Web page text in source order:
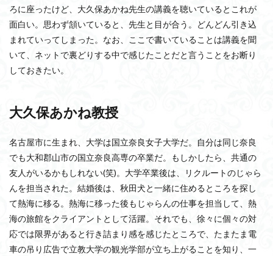
ろに座ったけど、大久保あかね先生の講義を聴いているとこれが
面白い。思わず頷いていると、先生と目が合う。どんどん引き込
まれていってしまった。なお、ここで書いていることは講義を聞
いて、ネットで裏どりする中で感じたことだと言うことをお断り
しておきたい。
大久保あかね教授
名古屋市に生まれ、大学は国立奈良女子大学だ。自分は同じ奈良
でも大和郡山市の国立奈良高専の卒業だ。もしかしたら、共通の
友人がいるかもしれない(笑)。大学卒業後は、リクルートのじゃら
んを担当された。結婚後は、秋田犬と一緒に住めるところを探し
て熱海に移る。熱海に移った後もじゃらんの仕事を担当して、熱
海の旅館をクライアントとして活躍。それでも、徐々に個々の対
応では限界があると行き詰まり感を感じたところで、たまたま電
車の吊り広告で立教大学の観光学部が立ち上がることを知り、一